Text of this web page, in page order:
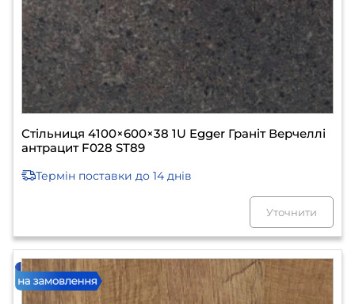
Стільниця 4100×600×38 1U Egger Граніт Верчеллі
антрацит F028 ST89
Термін поставки до 14 днів
Уточнити